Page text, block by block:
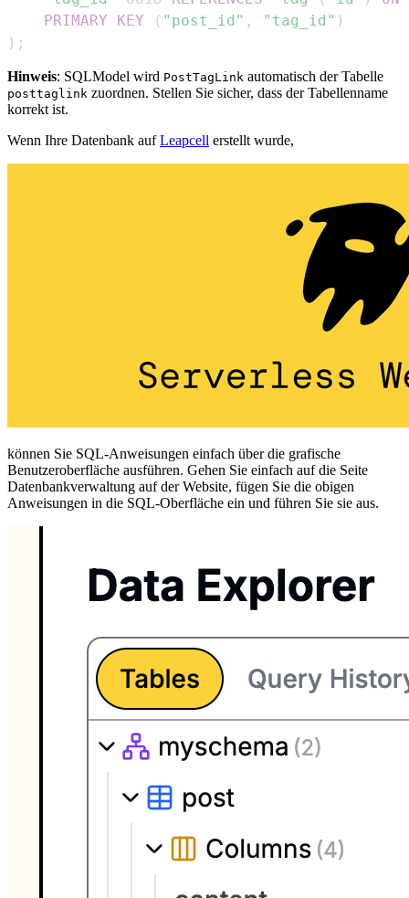
PRIMARY
KEY ( "post_id" , "tag_id" )
) ;
Hinweis: SQLModel wird PostTagLink automatisch der Tabelle
posttaglink zuordnen. Stellen Sie sicher, dass der Tabellenname
korrekt ist.
Wenn Ihre Datenbank aufLeapcell erstellt wurde,
können Sie SQL-Anweisungen einfach über die grafische
Benutzeroberfläche ausführen. Gehen Sie einfach auf die Seite
Datenbankverwaltung auf der Website, fügen Sie die obigen
Anweisungen in die SQL-Oberfläche ein und führen Sie sie aus.